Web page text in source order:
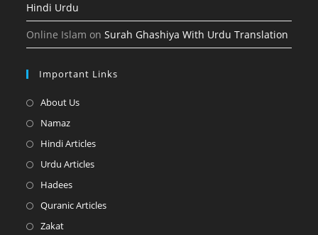
Hindi Urdu
Online Islam onSurah Ghashiya With Urdu Translation
Important Links
About UsOpens
a
NamazOpens
in
Hindi ArticlesOpens
Urdu ArticlesOpens
a
HadeesOpens
in
Quranic ArticlesOpens
ZakatOpens